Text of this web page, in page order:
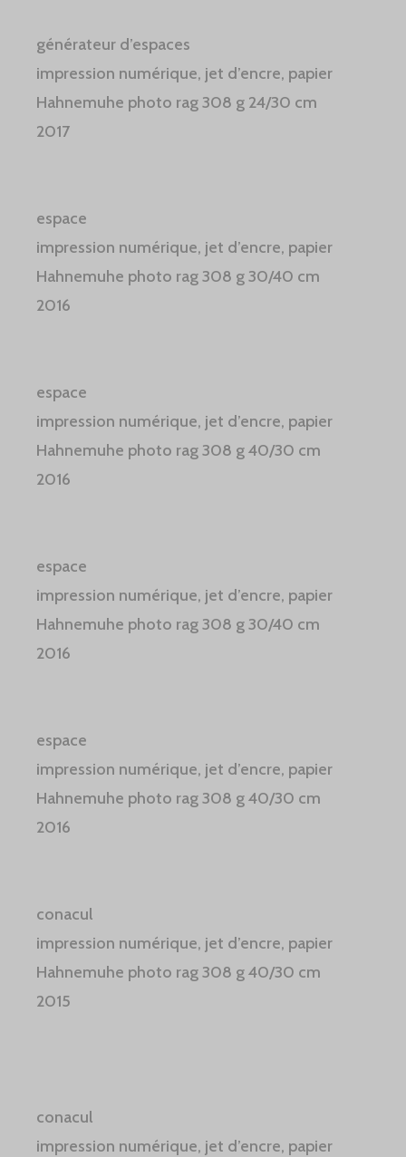
générateur d’espaces
impression numérique, jet d’encre, papier
Hahnemuhe photo rag 308 g 24/30 cm
2017
espace
impression numérique, jet d’encre, papier
Hahnemuhe photo rag 308 g 30/40 cm
2016
espace
impression numérique, jet d’encre, papier
Hahnemuhe photo rag 308 g 40/30 cm
2016
espace
impression numérique, jet d’encre, papier
Hahnemuhe photo rag 308 g 30/40 cm
2016
espace
impression numérique, jet d’encre, papier
Hahnemuhe photo rag 308 g 40/30 cm
2016
conacul
impression numérique, jet d’encre, papier
Hahnemuhe photo rag 308 g 40/30 cm
2015
conacul
impression numérique, jet d’encre, papier